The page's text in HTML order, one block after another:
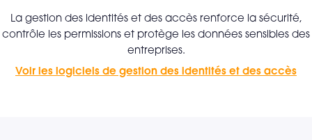
La gestion des identités et des accès renforce la sécurité,
contrôle les permissions et protège les données sensibles des
entreprises.
Voir les logiciels de gestion des identités et des accès